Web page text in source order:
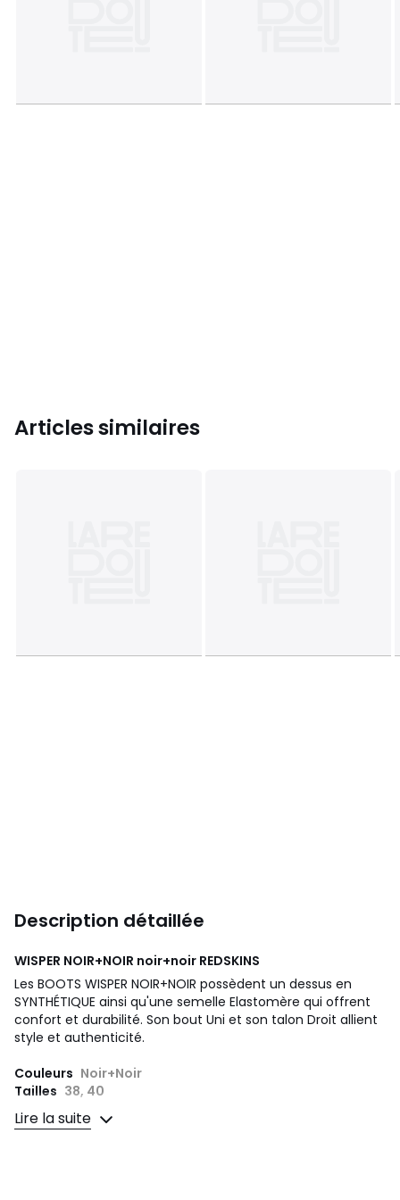
Articles similaires
Description détaillée
WISPER NOIR+NOIR noir+noir REDSKINS
Les BOOTS WISPER NOIR+NOIR possèdent un dessus en
SYNTHÉTIQUE ainsi qu'une semelle Elastomère qui offrent
confort et durabilité. Son bout Uni et son talon Droit allient
style et authenticité.
Couleurs Noir+Noir
Tailles 38, 40
Lire la suite